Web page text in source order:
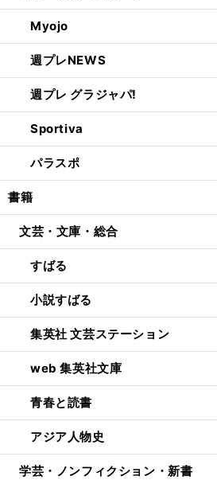
Myojo
週プレNEWS
週プレ グラジャパ!
Sportiva
パラスポ
書籍
文芸・文庫・総合
すばる
小説すばる
集英社 文芸ステーション
web 集英社文庫
青春と読書
アジア人物史
学芸・ノンフィクション・新書